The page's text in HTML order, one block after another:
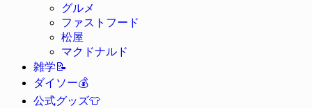
グルメ
ファストフード
松屋
マクドナルド
雑学📝
ダイソー💰
公式グッズ👕